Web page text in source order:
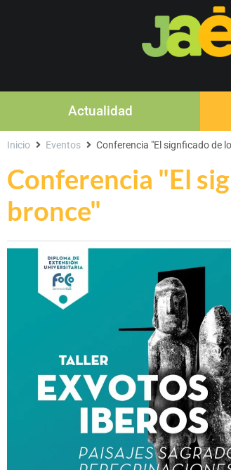
Actualidad
Conferencia "El
bronce"
Inicio Eventos Conferencia "El signficado de